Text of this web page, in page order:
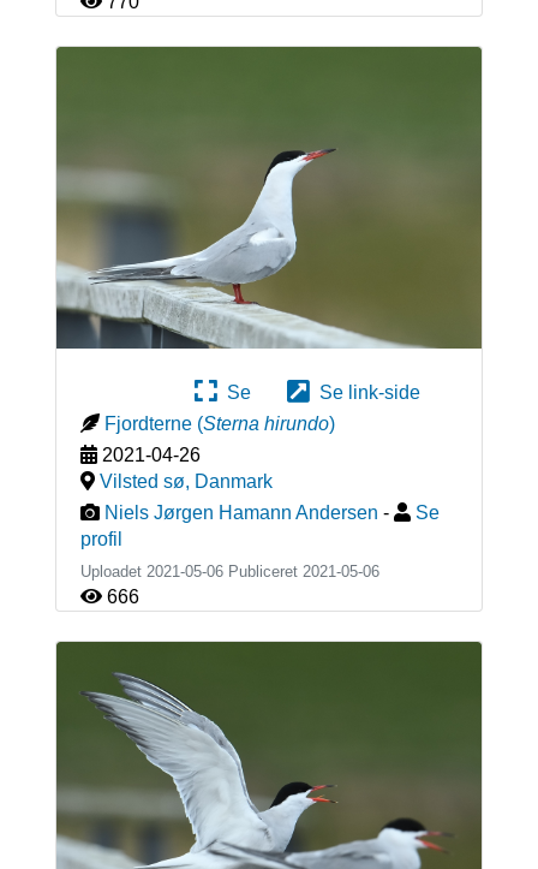
Se
Se link-side
Fjordterne (Sterna hirundo)
2021-04-26
Vilsted sø, Danmark
Niels Jørgen Hamann Andersen -
Se
profil
Uploadet 2021-05-06 Publiceret 2021-05-06
666